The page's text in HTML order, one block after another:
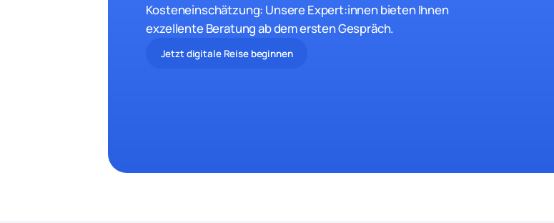
Kosteneinschätzung: Unsere Expert:innen bieten Ihnen
exzellente Beratung ab dem ersten Gespräch.
Jetzt digitale Reise beginnen